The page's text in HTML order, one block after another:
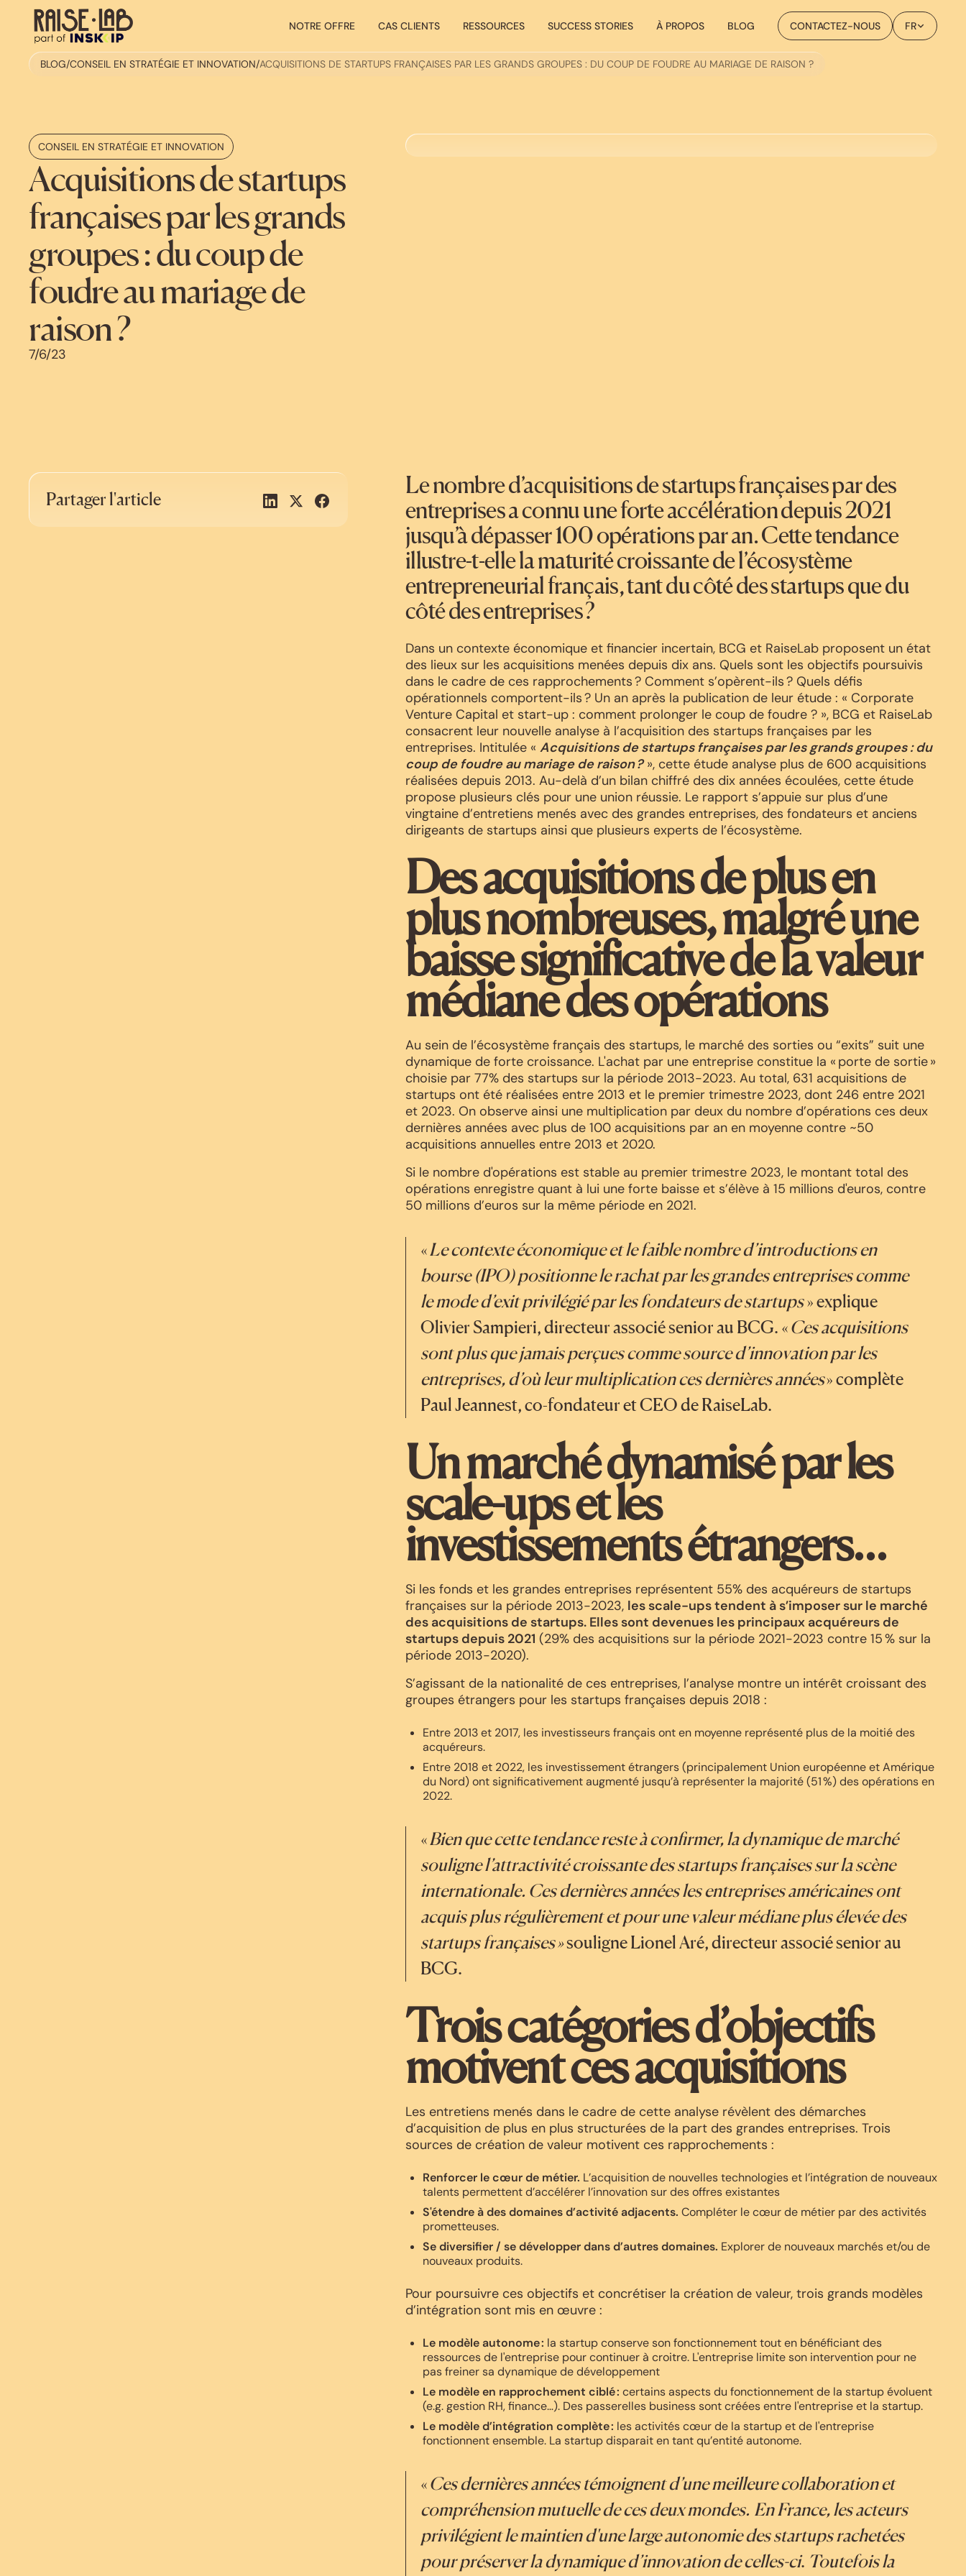
NOTRE OFFRE CAS CLIENTS RESSOURCES SUCCESS STORIES À PROPOS BLOG CONTACTEZ-NOUS FR
BLOG/CONSEIL EN STRATÉGIE ET INNOVATION/ACQUISITIONS DE STARTUPS FRANÇAISES PAR LES GRANDS GROUPES : DU COUP DE FOUDRE AU MARIAGE DE RAISON ?
CONSEIL EN STRATÉGIE ET INNOVATION
Acquisitions de startups
françaises par les grands
groupes : du coup de
foudre au mariage de
raison ?
7/6/23
Partager l'article
Le nombre d’acquisitions de startups françaises par des
entreprises a connu une forte accélération depuis 2021
jusqu’à dépasser 100 opérations par an. Cette tendance
illustre-t-elle la maturité croissante de l’écosystème
entrepreneurial français, tant du côté des startups que du
côté des entreprises ?
Dans un contexte économique et financier incertain, BCG et RaiseLab proposent un état
des lieux sur les acquisitions menées depuis dix ans. Quels sont les objectifs poursuivis
dans le cadre de ces rapprochements ? Comment s’opèrent-ils ? Quels défis
opérationnels comportent-ils ? Un an après la publication de leur étude : « Corporate
Venture Capital et start-up : comment prolonger le coup de foudre ? », BCG et RaiseLab
consacrent leur nouvelle analyse à l’acquisition des startups françaises par les
entreprises. Intitulée « Acquisitions de startups françaises par les grands groupes : du
coup de foudre au mariage de raison ?», cette étude analyse plus de 600 acquisitions
réalisées depuis 2013. Au-delà d’un bilan chiffré des dix années écoulées, cette étude
propose plusieurs clés pour une union réussie. Le rapport s’appuie sur plus d’une
vingtaine d’entretiens menés avec des grandes entreprises, des fondateurs et anciens
dirigeants de startups ainsi que plusieurs experts de l’écosystème.
Des acquisitions de plus en
plus nombreuses, malgré une
baisse significative de la valeur
médiane des opérations
Au sein de l’écosystème français des startups, le marché des sorties ou “exits” suit une
dynamique de forte croissance. L'achat par une entreprise constitue la « porte de sortie »
choisie par 77% des startups sur la période 2013-2023. Au total, 631 acquisitions de
startups ont été réalisées entre 2013 et le premier trimestre 2023, dont 246 entre 2021
et 2023. On observe ainsi une multiplication par deux du nombre d’opérations ces deux
dernières années avec plus de 100 acquisitions par an en moyenne contre ~50
acquisitions annuelles entre 2013 et 2020.
Si le nombre d'opérations est stable au premier trimestre 2023, le montant total des
opérations enregistre quant à lui une forte baisse et s’élève à 15 millions d'euros, contre
50 millions d’euros sur la même période en 2021.
«Le contexte économique et le faible nombre d’introductions en
bourse (IPO) positionne le rachat par les grandes entreprises comme
le mode d’exit privilégié par les fondateurs de startups» explique
Olivier Sampieri, directeur associé senior au BCG. «Ces acquisitions
sont plus que jamais perçues comme source d’innovation par les
entreprises, d’où leur multiplication ces dernières années» complète
Paul Jeannest, co-fondateur et CEO de RaiseLab.
Un marché dynamisé par les
scale-ups et les
investissements étrangers…
Si les fonds et les grandes entreprises représentent 55% des acquéreurs de startups
françaises sur la période 2013-2023, les scale-ups tendent à s’imposer sur le marché
des acquisitions de startups. Elles sont devenues les principaux acquéreurs de
startups depuis 2021 (29% des acquisitions sur la période 2021-2023 contre 15 % sur la
période 2013-2020).
S’agissant de la nationalité de ces entreprises, l’analyse montre un intérêt croissant des
groupes étrangers pour les startups françaises depuis 2018 :
Entre 2013 et 2017, les investisseurs français ont en moyenne représenté plus de la moitié des
acquéreurs.
Entre 2018 et 2022, les investissement étrangers (principalement Union européenne et Amérique
du Nord) ont significativement augmenté jusqu’à représenter la majorité (51 %) des opérations en
2022.
«Bien que cette tendance reste à confirmer, la dynamique de marché
souligne l’attractivité croissante des startups françaises sur la scène
internationale. Ces dernières années les entreprises américaines ont
acquis plus régulièrement et pour une valeur médiane plus élevée des
startups françaises »souligne Lionel Aré, directeur associé senior au
BCG.
Trois catégories d’objectifs
motivent ces acquisitions
Les entretiens menés dans le cadre de cette analyse révèlent des démarches
d’acquisition de plus en plus structurées de la part des grandes entreprises. Trois
sources de création de valeur motivent ces rapprochements :
Renforcer le cœur de métier. L’acquisition de nouvelles technologies et l’intégration de nouveaux
talents permettent d’accélérer l’innovation sur des offres existantes
S'étendre à des domaines d’activité adjacents. Compléter le cœur de métier par des activités
prometteuses.
Se diversifier / se développer dans d’autres domaines. Explorer de nouveaux marchés et/ou de
nouveaux produits.
Pour poursuivre ces objectifs et concrétiser la création de valeur, trois grands modèles
d’intégration sont mis en œuvre :
Le modèle autonome : la startup conserve son fonctionnement tout en bénéficiant des
ressources de l'entreprise pour continuer à croitre. L'entreprise limite son intervention pour ne
pas freiner sa dynamique de développement
Le modèle en rapprochement ciblé: certains aspects du fonctionnement de la startup évoluent
(e.g. gestion RH, finance…). Des passerelles business sont créées entre l'entreprise et la startup.
Le modèle d’intégration complète : les activités cœur de la startup et de l'entreprise
fonctionnent ensemble. La startup disparait en tant qu’entité autonome.
«Ces dernières années témoignent d’une meilleure collaboration et
compréhension mutuelle de ces deux mondes. En France, les acteurs
privilégient le maintien d'une large autonomie des startups rachetées
pour préserver la dynamique d’innovation de celles-ci. Toutefois la